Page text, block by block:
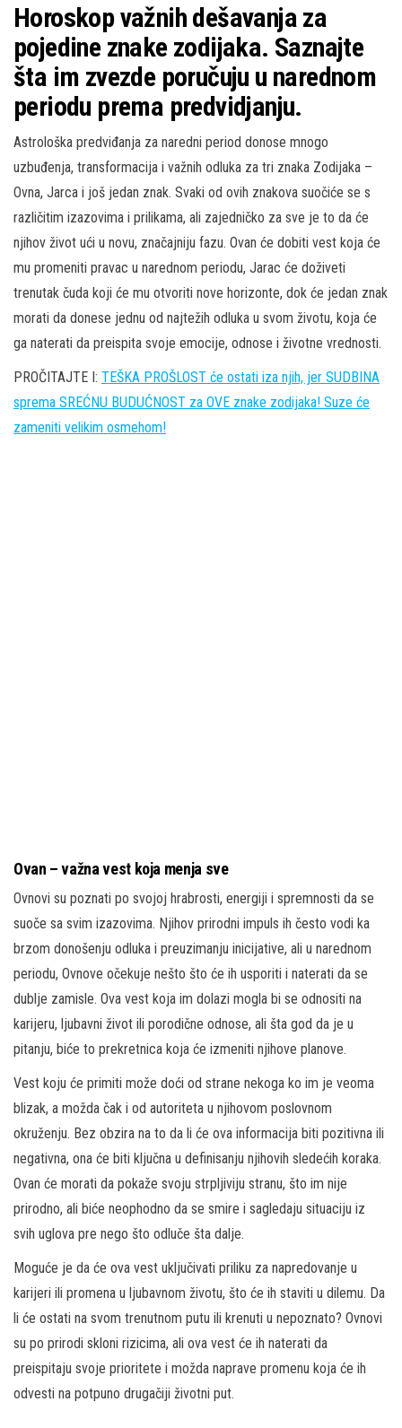
Horoskop važnih dešavanja za
pojedine znake zodijaka. Saznajte
šta im zvezde poručuju u narednom
periodu prema predvidjanju.
Astrološka predviđanja za naredni period donose mnogo
uzbuđenja, transformacija i važnih odluka za tri znaka Zodijaka –
Ovna, Jarca i još jedan znak. Svaki od ovih znakova suočiće se s
različitim izazovima i prilikama, ali zajedničko za sve je to da će
njihov život ući u novu, značajniju fazu. Ovan će dobiti vest koja će
mu promeniti pravac u narednom periodu, Jarac će doživeti
trenutak čuda koji će mu otvoriti nove horizonte, dok će jedan znak
morati da donese jednu od najtežih odluka u svom životu, koja će
ga naterati da preispita svoje emocije, odnose i životne vrednosti.
PROČITAJTE I: TEŠKA PROŠLOST će ostati iza njih, jer SUDBINA
sprema SREĆNU BUDUĆNOST za OVE znake zodijaka! Suze će
zameniti velikim osmehom!
Ovan – važna vest koja menja sve
Ovnovi su poznati po svojoj hrabrosti, energiji i spremnosti da se
suoče sa svim izazovima. Njihov prirodni impuls ih često vodi ka
brzom donošenju odluka i preuzimanju inicijative, ali u narednom
periodu, Ovnove očekuje nešto što će ih usporiti i naterati da se
dublje zamisle. Ova vest koja im dolazi mogla bi se odnositi na
karijeru, ljubavni život ili porodične odnose, ali šta god da je u
pitanju, biće to prekretnica koja će izmeniti njihove planove.
Vest koju će primiti može doći od strane nekoga ko im je veoma
blizak, a možda čak i od autoriteta u njihovom poslovnom
okruženju. Bez obzira na to da li će ova informacija biti pozitivna ili
negativna, ona će biti ključna u definisanju njihovih sledećih koraka.
Ovan će morati da pokaže svoju strpljiviju stranu, što im nije
prirodno, ali biće neophodno da se smire i sagledaju situaciju iz
svih uglova pre nego što odluče šta dalje.
Moguće je da će ova vest uključivati priliku za napredovanje u
karijeri ili promena u ljubavnom životu, što će ih staviti u dilemu. Da
li će ostati na svom trenutnom putu ili krenuti u nepoznato? Ovnovi
su po prirodi skloni rizicima, ali ova vest će ih naterati da
preispitaju svoje prioritete i možda naprave promenu koja će ih
odvesti na potpuno drugačiji životni put.